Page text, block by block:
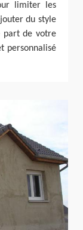
limiter les
du style
part de votre
personnalisé